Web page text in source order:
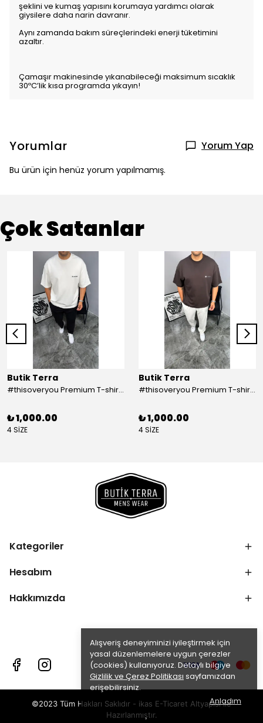
Alışveriş deneyiminizi iyileştirmek için
yasal düzenlemelere uygun çerezler
(cookies) kullanıyoruz. Detaylı bilgiye
Gizlilik ve Çerez Politikası sayfamızdan
erişebilirsiniz.
Anladım
şeklini ve kumaş yapısını korumaya yardımcı olarak
giysilere daha narin davranır.
Aynı zamanda bakım süreçlerindeki enerji tüketimini
azaltır.
Çamaşır makinesinde yıkanabileceği maksimum sıcaklık
30ºC’lik kısa programda yıkayın!
Yorumlar Yorum Yap
Bu ürün için henüz yorum yapılmamış.
Çok Satanlar
Butik Terra
#thisoveryou Premium T-shirt Beyaz
₺ 1,000.00
4 SİZE
Butik Terra
#thisoveryou Premium T-shirt Kahve
₺ 1,000.00
4 SİZE
Kategoriler
Hesabım
Hakkımızda
©2023 Tüm Hakları Saklıdır - ikas E-Ticaret Altyapısı ile
Hazırlanmıştır.